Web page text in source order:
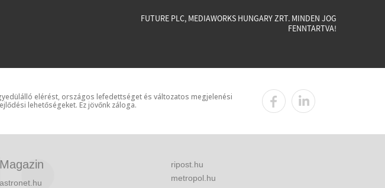
FUTURE PLC, MEDIAWORKS HUNGARY ZRT. MINDEN JOG
FENNTARTVA!
elérést, országos lefedettséget és változatos megjelenési
lehetőségeket. Ez jövőnk záloga.
Magazin
astronet.hu
ripost.hu
metropol.hu